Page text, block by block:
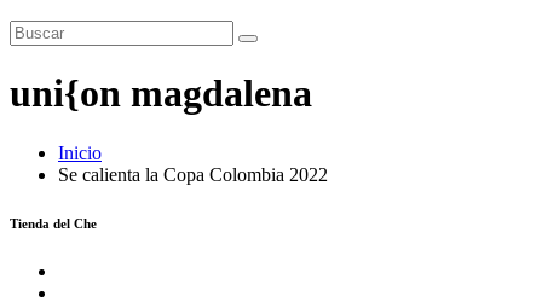
uni{on magdalena
Inicio
Se calienta la Copa Colombia 2022
Tienda del Che